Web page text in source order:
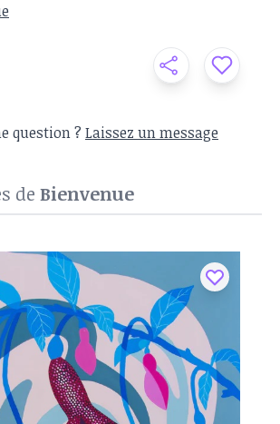
question ? Laissez un message
de Bienvenue